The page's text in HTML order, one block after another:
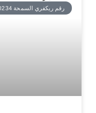
رقم ريكفري السمحة 0971502880234